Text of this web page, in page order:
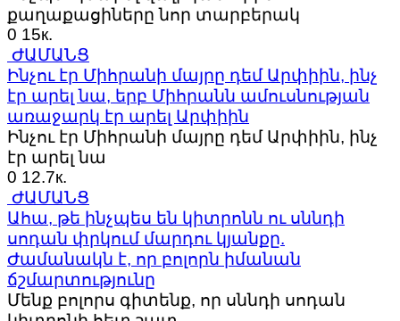
քաղաքացիները նոր տարբերակ
0 15к.
ԺԱՄԱՆՑ
Ինչու էր Միհրանի մայրը դեմ Արփիին, ինչ
էր արել նա, երբ Միհրանն ամուսնության
առաջարկ էր արել Արփիին
Ինչու էր Միհրանի մայրը դեմ Արփիին, ինչ
էր արել նա
0 12.7к.
ԺԱՄԱՆՑ
Ահա, թե ինչպես են կիտրոնն ու սննդի
սոդան փրկում մարդու կյանքը.
Ժամանակն է, որ բոլորն իմանան
ճշմարտությունը
Մենք բոլորս գիտենք, որ սննդի սոդան